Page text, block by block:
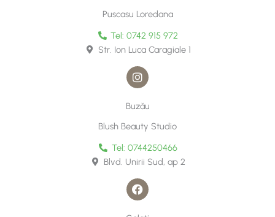
g
a
m
Puscasu Loredana
Tel: 0742 915 972
Str. Ion Luca Caragiale 1
I
n
t
g
a
m
Buzǎu
Blush Beauty Studio
Tel: 0744250466
Blvd. Unirii Sud, ap 2
F
a